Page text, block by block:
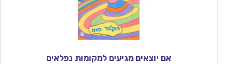
אם יוצאים מגיעים למקומות נפלאים